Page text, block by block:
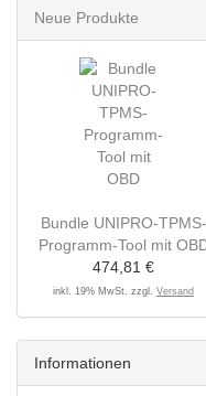
Neue Produkte
Bundle UNIPRO-TPMS-
Programm-Tool mit
474,81 €
inkl. 19% MwSt. zzgl. Versand
Informationen